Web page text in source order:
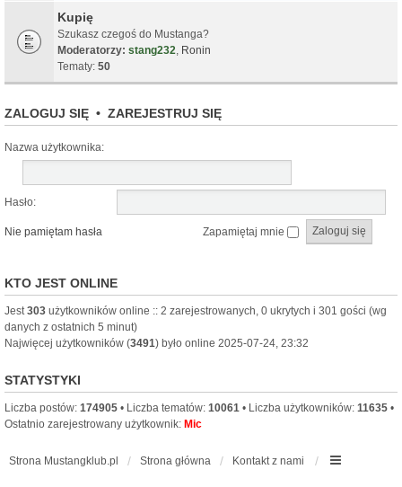
Kupię
Szukasz czegoś do Mustanga?
Moderatorzy: stang232, Ronin
Tematy: 50
ZALOGUJ SIĘ • ZAREJESTRUJ SIĘ
Nazwa użytkownika:
Hasło:
Nie pamiętam hasła Zapamiętaj mnie
KTO JEST ONLINE
Jest303 użytkowników online :: 2 zarejestrowanych, 0 ukrytych i 301 gości (wg
danych z ostatnich 5 minut)
Najwięcej użytkowników (3491) było online 2025-07-24, 23:32
STATYSTYKI
Liczba postów: 174905 • Liczba tematów: 10061 • Liczba użytkowników: 11635 •
Ostatnio zarejestrowany użytkownik: Mic
Strona Mustangklub.pl Strona główna Kontakt z nami